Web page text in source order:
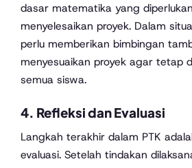
dasar matematika yang
menyelesaikan proyek. Dalam
perlu memberikan bimbingan
menyesuaikan proyek agar tetap
semua siswa.
4. Refleksi dan Evaluasi
Langkah terakhir dalam PTK
evaluasi. Setelah tindakan